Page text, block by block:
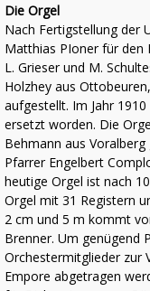
Die Orgel
Nach Fertigstellung der
Matthias PIoner für den
L. Grieser und M.
Holzhey aus
aufgestellt. Im Jahr
ersetzt worden. Die
Behmann aus
Pfarrer Engelbert
heutige Orgel ist nach
Orgel mit 31 Registern
2 cm und 5 m kommt
Brenner. Um genügend
Orchestermitglieder zur
Empore abgetragen